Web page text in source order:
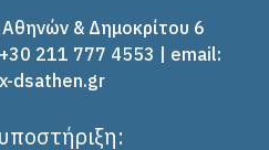
Αθηνών & Δημοκρίτου 6
211 777 4553 | email:
dsathen.gr